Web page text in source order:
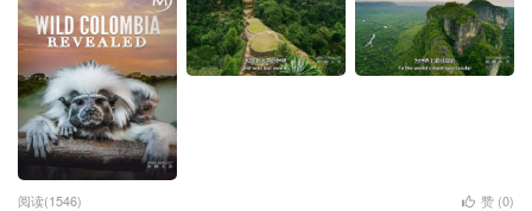
阅读(1546) 赞 (0)